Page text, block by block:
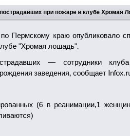
при пожаре в клубе Хромая
Пермскому краю опубликовало
"Хромая лошадь".
— сотрудники
заведения, сообщает
(6 в реанимации,1